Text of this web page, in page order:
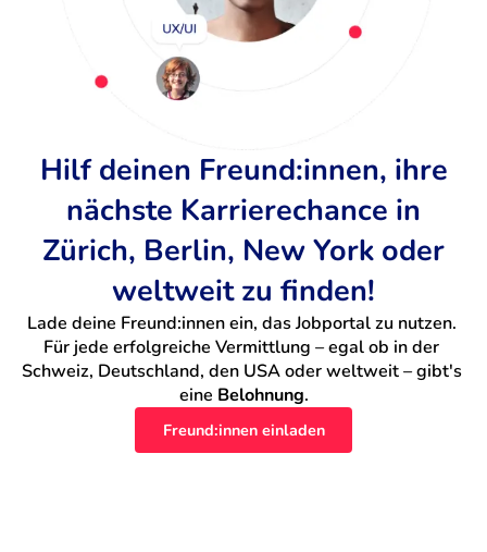
Hilf deinen Freund:innen, ihre
nächste Karrierechance in
Zürich, Berlin, New York oder
weltweit zu finden!
Lade deine Freund:innen ein, das Jobportal zu nutzen.
Für jede erfolgreiche Vermittlung – egal ob in der
Schweiz, Deutschland, den USA oder weltweit – gibt's
eine Belohnung.
Freund:innen einladen